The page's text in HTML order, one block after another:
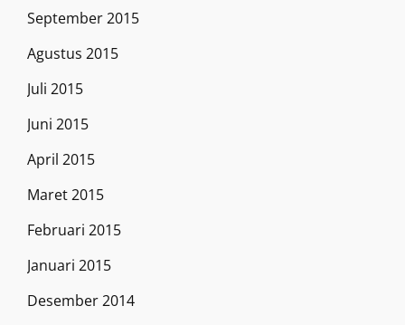
September 2015
Agustus 2015
Juli 2015
Juni 2015
April 2015
Maret 2015
Februari 2015
Januari 2015
Desember 2014